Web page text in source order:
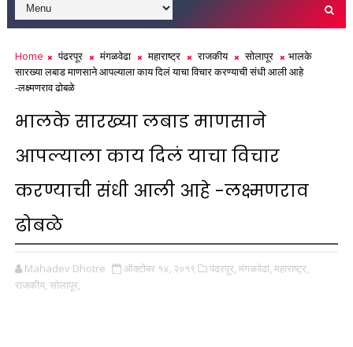
Home पंढरपूर मंगळवेढा महाराष्ट्र राजकीय सोलापूर
भालके
सारख्या लबाड माणसाने आपल्याला काय दिलं याचा विचार करण्याची संधी आली आहे
-लक्ष्मणराव ढोबळे
भालके सारख्या लबाड माणसाने
आपल्याला काय दिलं याचा विचार
करण्याची संधी आली आहे -लक्ष्मणराव
ढोबळे
Mahadev Dhotre ऑक्टोबर १४, २०१९ पंढरपूर, मंगळवेढा, महाराष्ट्र,
राजकीय, सोलापूर,